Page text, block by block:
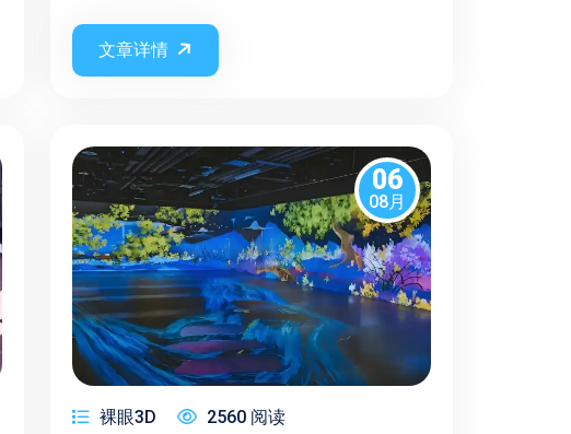
文章详情
06
08月
裸眼3D 2560 阅读